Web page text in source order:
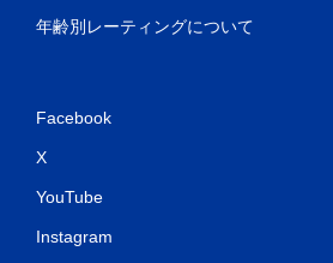
年齢別レーティングについて
Facebook
X
YouTube
Instagram